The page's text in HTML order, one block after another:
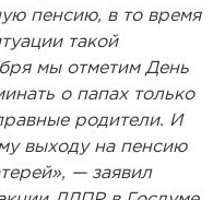
пенсию, в то время
такой
мы отметим День
о папах только
родители. И
выходу на пенсию
— заявил